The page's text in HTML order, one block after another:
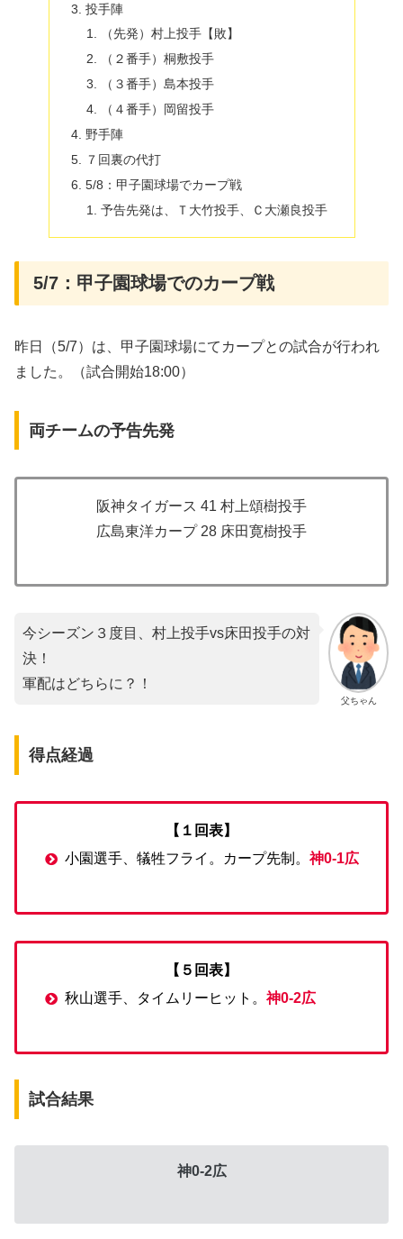
投手陣
（先発）村上投手【敗】
（２番手）桐敷投手
（３番手）島本投手
（４番手）岡留投手
野手陣
７回裏の代打
5/8：甲子園球場でカープ戦
予告先発は、Ｔ大竹投手、Ｃ大瀬良投手
5/7：甲子園球場でのカープ戦
昨日（5/7）は、甲子園球場にてカープとの試合が行われ
ました。（試合開始18:00）
両チームの予告先発
阪神タイガース 41 村上頌樹投手
広島東洋カープ 28 床田寛樹投手
父ちゃん
今シーズン３度目、村上投手vs床田投手の対
決！
軍配はどちらに？！
得点経過
【１回表】
小園選手、犠牲フライ。カープ先制。神0-1広
【５回表】
秋山選手、タイムリーヒット。神0-2広
試合結果
神0-2広